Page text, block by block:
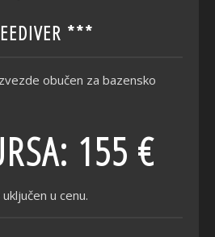
***
obučen za bazensko
155 €
u cenu.